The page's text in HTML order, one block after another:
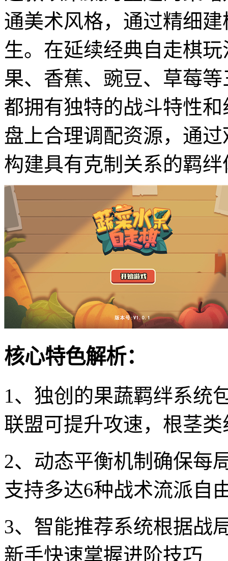
通美术风格，通过精细
生。在延续经典自走棋
果、香蕉、豌豆、草莓
都拥有独特的战斗特性
盘上合理调配资源，通
构建具有克制关系的羁绊
核心特色解析：
1、独创的果蔬羁绊系统
联盟可提升攻速，根茎
2、动态平衡机制确保每
支持多达6种战术流派自
3、智能推荐系统根据战
新手快速掌握进阶技巧